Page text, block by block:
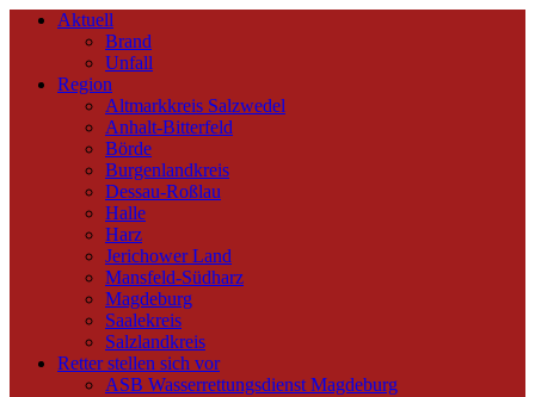
Aktuell
Brand
Unfall
Region
Altmarkkreis Salzwedel
Anhalt-Bitterfeld
Börde
Burgenlandkreis
Dessau-Roßlau
Halle
Harz
Jerichower Land
Mansfeld-Südharz
Magdeburg
Saalekreis
Salzlandkreis
Retter stellen sich vor
ASB Wasserrettungsdienst Magdeburg